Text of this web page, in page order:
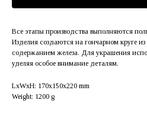
Все этапы производства выполняются
Изделия создаются на гончарном круге
содержанием железа. Для украшения
уделяя особое внимание деталям.
LxWxH: 170x150x220 mm
Weight: 1200 g